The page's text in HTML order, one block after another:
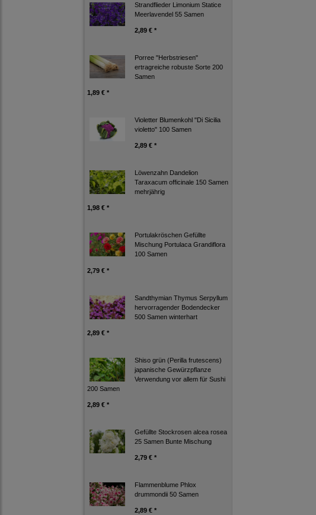
Strandflieder Limonium Statice
Meerlavendel 55 Samen
2,89 € *
Porree "Herbstriesen"
ertragreiche robuste Sorte 200
Samen
1,89 € *
Violetter Blumenkohl "Di Sicilia
violetto" 100 Samen
2,89 € *
Löwenzahn Dandelion
Taraxacum officinale 150 Samen
mehrjährig
1,98 € *
Portulakröschen Gefüllte
Mischung Portulaca Grandiflora
100 Samen
2,79 € *
Sandthymian Thymus Serpyllum
hervorragender Bodendecker
500 Samen winterhart
2,89 € *
Shiso grün (Perilla frutescens)
japanische Gewürzpflanze
Verwendung vor allem für Sushi
200 Samen
2,89 € *
Gefüllte Stockrosen alcea rosea
25 Samen Bunte Mischung
2,79 € *
Flammenblume Phlox
drummondii 50 Samen
2,89 € *